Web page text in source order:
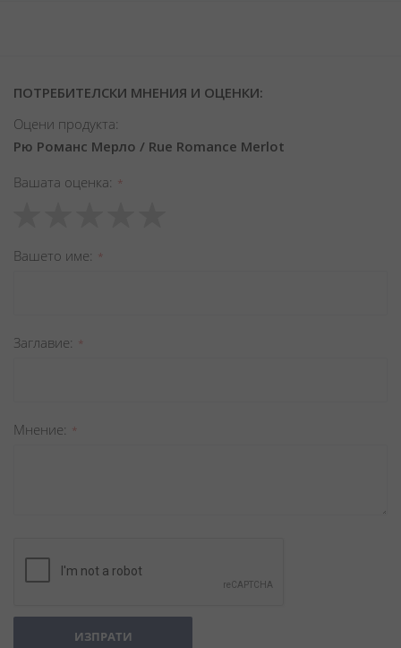
ПОТРЕБИТЕЛСКИ МНЕНИЯ И ОЦЕНКИ:
Оцени продукта:
Рю Романс Мерло / Rue Romance Merlot
Вашата оценка
star
stars
stars
stars
stars
Вашето име
Заглавиe
Мнение
ИЗПРАТИ